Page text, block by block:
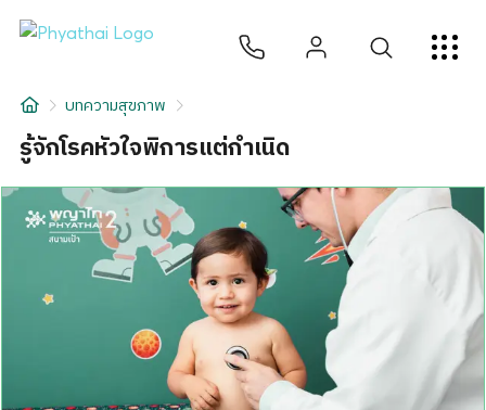
บทความ
เกี่ยวกับเรา
สาขาโรงพยาบาล
บทความสุขภาพ
รู้จักโรคหัวใจพิการแต่กำเนิด